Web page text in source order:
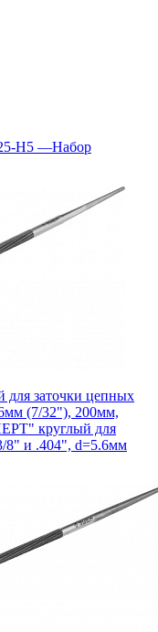
H5 —Набор
заточки цепных
(7/32"), 200мм,
круглый для
8" и .404", d=5.6мм